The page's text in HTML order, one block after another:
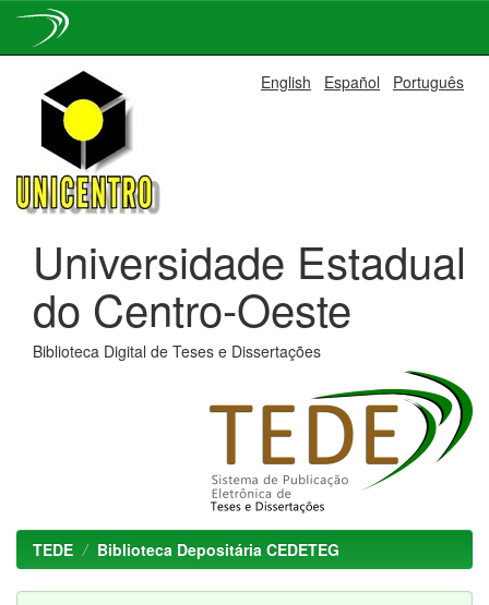
navigation
English Español Português
Universidade Estadual
do Centro-Oeste
Biblioteca Digital de Teses e Dissertações
TEDE Biblioteca Depositária CEDETEG